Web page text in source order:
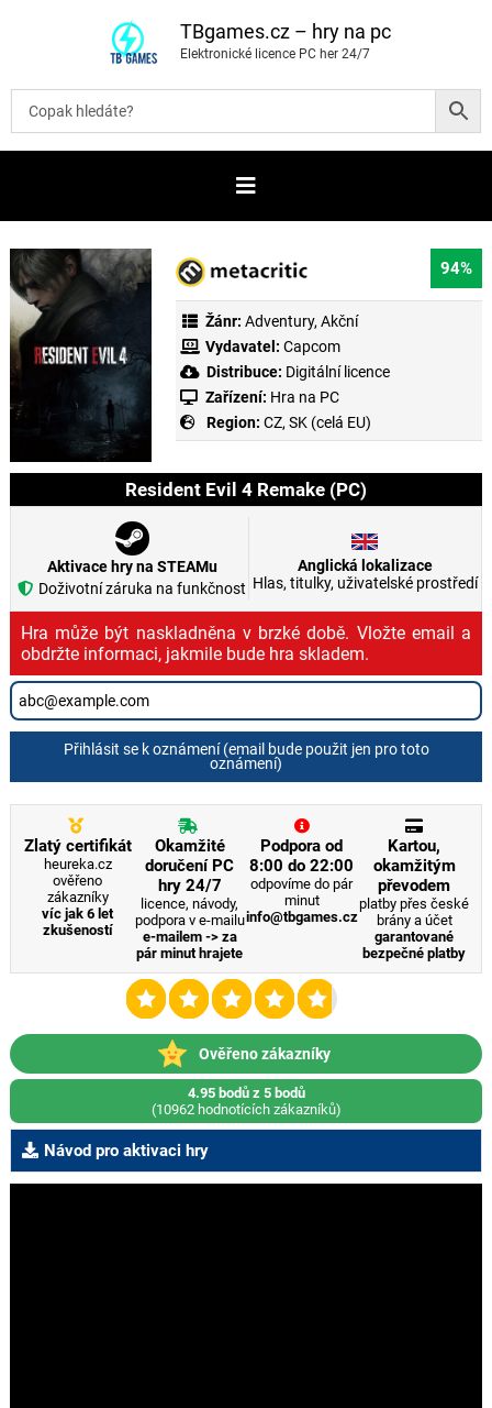
t
b
TBgames.cz – hry na pc
Elektronické licence PC her 24/7
94%
Žánr: Adventury, Akční
Vydavatel: Capcom
Distribuce: Digitální licence
Zařízení: Hra na PC
Region: CZ, SK (celá EU)
Resident Evil 4 Remake (PC)
Aktivace hry na STEAMu
Doživotní záruka na funkčnost
Anglická lokalizace
Hlas, titulky, uživatelské prostředí
Hra může být naskladněna v brzké době. Vložte email a
obdržte informaci, jakmile bude hra skladem.
Přihlásit se k oznámení (email bude použit jen pro toto
oznámení)
Zlatý certifikát
heureka.cz
ověřeno
zákazníky
víc jak 6 let
zkušeností
Okamžité
doručení PC
hry 24/7
licence, návody,
podpora v e-mailu
e-mailem -> za
pár minut hrajete
Podpora od
8:00 do 22:00
odpovíme do pár
minut
info@tbgames.cz
Kartou,
okamžitým
převodem
platby přes české
brány a účet
garantované
bezpečné platby
Ověřeno zákazníky
4.95 bodů z 5 bodů
(10962 hodnotících zákazníků)
Návod pro aktivaci hry